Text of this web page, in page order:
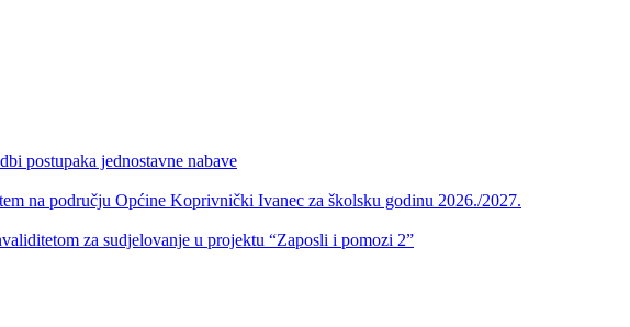
postupaka jednostavne nabave
na području Općine Koprivnički Ivanec za školsku godinu 2026./2027.
za sudjelovanje u projektu “Zaposli i pomozi 2”